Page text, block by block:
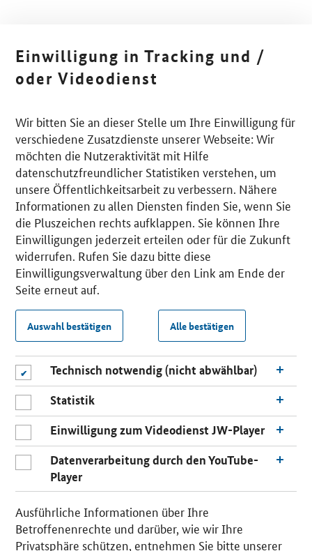
Einwilligung in Tracking und /
oder Videodienst
Wir bitten Sie an dieser Stelle um Ihre Einwilligung für
verschiedene Zusatzdienste unserer Webseite: Wir
möchten die Nutzeraktivität mit Hilfe
datenschutzfreundlicher Statistiken verstehen, um
unsere Öffentlichkeitsarbeit zu verbessern. Nähere
Informationen zu allen Diensten finden Sie, wenn Sie
die Pluszeichen rechts aufklappen. Sie können Ihre
Einwilligungen jederzeit erteilen oder für die Zukunft
widerrufen. Rufen Sie dazu bitte diese
Einwilligungsverwaltung über den Link am Ende der
Seite erneut auf.
Auswahl bestätigen Alle bestätigen
Technisch notwendig (nicht abwählbar)
Statistik
Einwilligung zum Videodienst JW-Player
Datenverarbeitung durch den YouTube-
Player
Ausführliche Informationen über Ihre
Betroffenenrechte und darüber, wie wir Ihre
Privatsphäre schützen, entnehmen Sie bitte unserer